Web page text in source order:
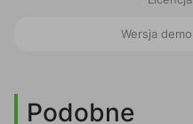
Wersja demo
Podobne